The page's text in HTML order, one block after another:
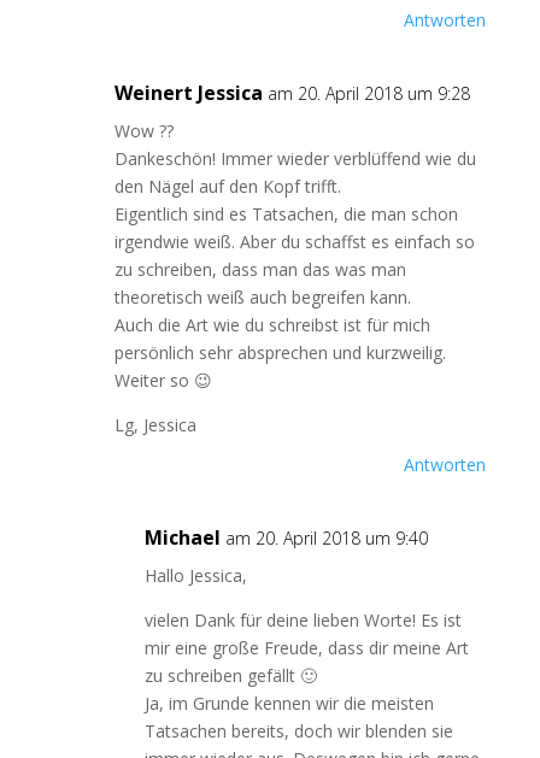
Antworten
Weinert Jessica am 20. April 2018 um 9:28
Wow ??
Dankeschön! Immer wieder verblüffend wie du
den Nägel auf den Kopf trifft.
Eigentlich sind es Tatsachen, die man schon
irgendwie weiß. Aber du schaffst es einfach so
zu schreiben, dass man das was man
theoretisch weiß auch begreifen kann.
Auch die Art wie du schreibst ist für mich
persönlich sehr absprechen und kurzweilig.
Weiter so 😉
Lg, Jessica
Antworten
Michael am 20. April 2018 um 9:40
Hallo Jessica,
vielen Dank für deine lieben Worte! Es ist
mir eine große Freude, dass dir meine Art
zu schreiben gefällt 🙂
Ja, im Grunde kennen wir die meisten
Tatsachen bereits, doch wir blenden sie